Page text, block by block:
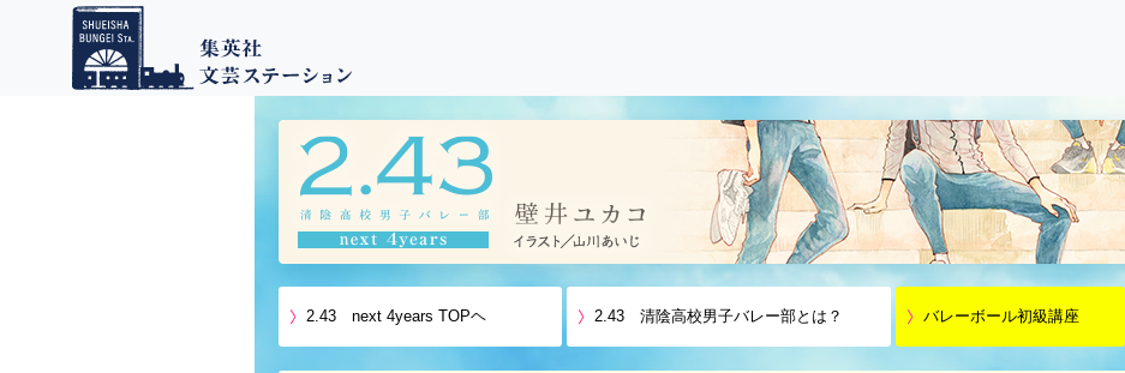
2.43 next 4years TOPヘ 2.43 清陰高校男子バレー部とは？ バレーボール初級講座